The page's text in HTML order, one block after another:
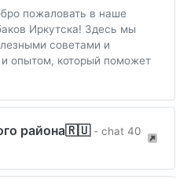
пожаловать в наше
Иркутска! Здесь мы
советами и
опытом, который поможет
района🇷🇺 - chat 40